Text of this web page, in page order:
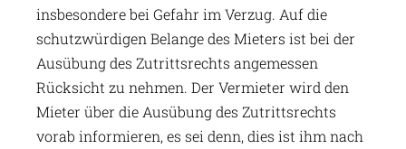
insbesondere bei Gefahr im Verzug. Auf die
schutzwürdigen Belange des Mieters ist bei der
Ausübung des Zutrittsrechts angemessen
Rücksicht zu nehmen. Der Vermieter wird den
Mieter über die Ausübung des Zutrittsrechts
vorab informieren, es sei denn, dies ist ihm nach